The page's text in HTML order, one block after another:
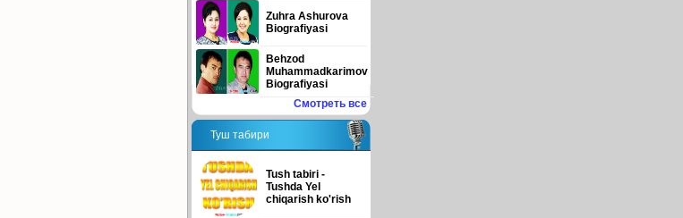
Zuhra Ashurova
Biografiyasi
Behzod
Muhammadkarimov
Biografiyasi
Смотреть все
Туш табири
Tush tabiri -
Tushda Yel
chiqarish ko'rish